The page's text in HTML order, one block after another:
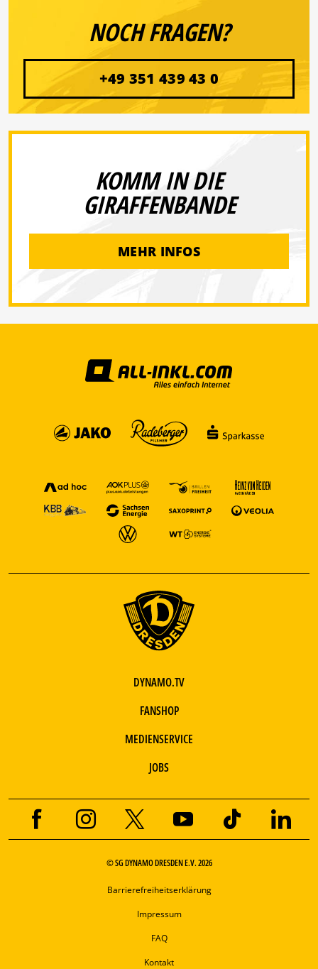
NOCH FRAGEN?
+49 351 439 43 0
KOMM IN DIE
GIRAFFENBANDE
MEHR INFOS
DYNAMO.TV
FANSHOP
MEDIENSERVICE
JOBS
© SG DYNAMO DRESDEN E.V. 2026
Barrierefreiheitserklärung
Impressum
FAQ
Kontakt